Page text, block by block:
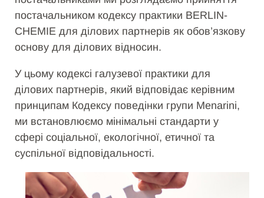
постачальником кодексу практики BERLIN-
CHEMIE для ділових партнерів як обов’язкову
основу для ділових відносин.
У цьому кодексі галузевої практики для
ділових партнерів, який відповідає керівним
принципам Кодексу поведінки групи Menarini,
ми встановлюємо мінімальні стандарти у
сфері соціальної, екологічної, етичної та
суспільної відповідальності.